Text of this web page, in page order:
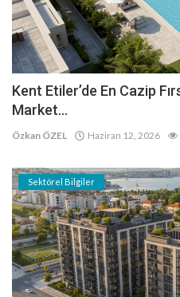
Kent Etiler’de En Cazip
Market...
Özkan ÖZEL Haziran 12, 2026
Sektörel Bilgiler